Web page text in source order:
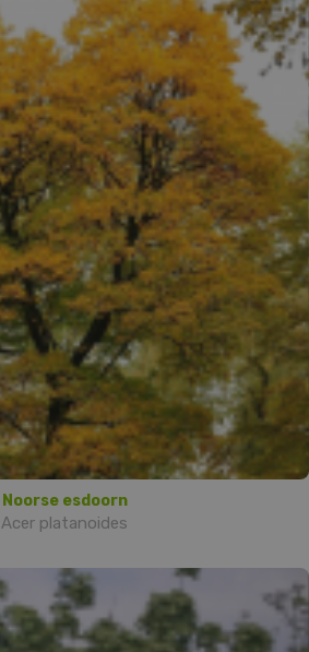
Noorse esdoorn
Acer platanoides